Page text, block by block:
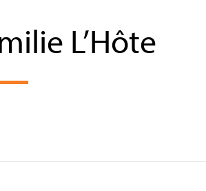
L’Hôte